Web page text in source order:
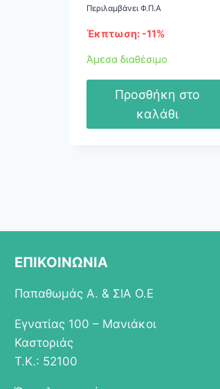
price
445,00 €.
Περιλαμβάνει Φ.Π.Α
Έκπτωση: -11%
Άμεσα διαθέσιμο
Προσθήκη στο
καλάθι
ΕΠΙΚΟΙΝΩΝΙΑ
Παπαθωμάς Α. & ΣΙΑ Ο.Ε
Εγνατίας 100 – Μανιάκοι
Καστοριάς
Τ.Κ.: 52100